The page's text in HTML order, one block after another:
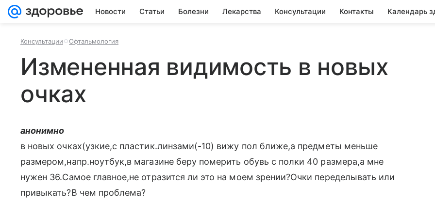
Новости Статьи Болезни Лекарства Консультации Контакты Календарь
Консультации Офтальмология
Измененная видимость в новых
очках
анонимно
в новых очках(узкие,с пластик.линзами(-10) вижу пол ближе,а предметы меньше
размером,напр.ноутбук,в магазине беру померить обувь с полки 40 размера,а мне
нужен 36.Самое главное,не отразится ли это на моем зрении?Очки переделывать или
привыкать?В чем проблема?